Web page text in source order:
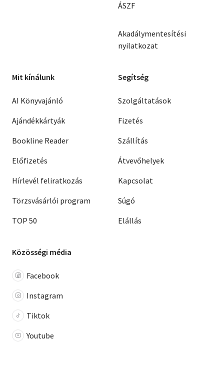
ÁSZF
Akadálymentesítési
nyilatkozat
Mit kínálunk
AI Könyvajánló
Ajándékkártyák
Bookline Reader
Előfizetés
Hírlevél feliratkozás
Törzsvásárlói program
TOP 50
Segítség
Szolgáltatások
Fizetés
Szállítás
Átvevőhelyek
Kapcsolat
Súgó
Elállás
Közösségi média
Facebook
Instagram
Tiktok
Youtube